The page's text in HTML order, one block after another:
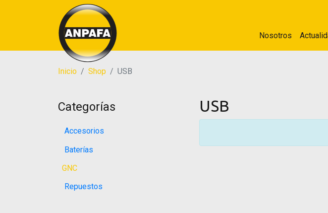
Nosotros
Inicio Shop USB
Categorías
Accesorios
Baterías
GNC
Repuestos
USB